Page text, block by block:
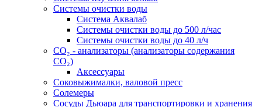
Системы очистки воды
Система Аквалаб
Системы очистки воды до 500 л/час
Системы очистки воды до 40 л/ч
СО₂ - анализаторы (анализаторы содержания
СО₂)
Аксессуары
Соковыжималки, валовой пресс
Солемеры
Сосуды Дьюара для транспортировки и хранения